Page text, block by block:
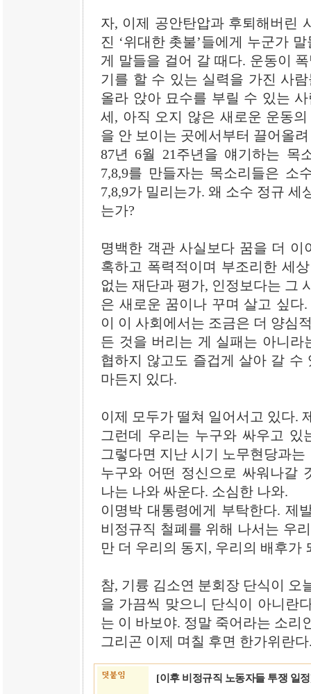
자, 이제 공안탄압과 후퇴해버린
진 ‘위대한 촛불’들에게 누군가
게 말들을 걸어 갈 때다. 운동이
기를 할 수 있는 실력을 가진 사
올라 앉아 묘수를 부릴 수 있는
세, 아직 오지 않은 새로운 운동
을 안 보이는 곳에서부터 끌어올
87년 6월 21주년을 얘기하는 목
7,8,9를 만들자는 목소리들은 소
7,8,9가 밀리는가. 왜 소수 정규
는가?
명백한 객관 사실보다 꿈을 더
혹하고 폭력적이며 부조리한 세
없는 재단과 평가, 인정보다는 그
은 새로운 꿈이나 꾸며 살고 싶다
이 이 사회에서는 조금은 더 양심
든 것을 버리는 게 실패는 아니라
협하지 않고도 즐겁게 살아 갈 수
마든지 있다.
이제 모두가 떨쳐 일어서고 있다.
그런데 우리는 누구와 싸우고 있
그렇다면 지난 시기 노무현당과
누구와 어떤 정신으로 싸워나갈
나는 나와 싸운다. 소심한 나와.
이명박 대통령에게 부탁한다. 제
비정규직 철폐를 위해 나서는 우
만 더 우리의 동지, 우리의 배후가
참, 기륭 김소연 분회장 단식이 오
을 가끔씩 맞으니 단식이 아니란
는 이 바보야. 정말 죽어라는 소리
그리곤 이제 며칠 후면 한가위란
[이후 비정규직 노동자들 투쟁 일